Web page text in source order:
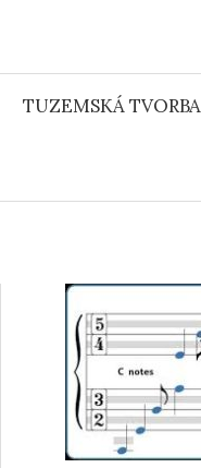
TUZEMSKÁ TVORBA